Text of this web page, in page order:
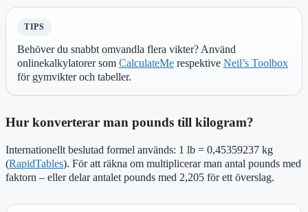
TIPS
Behöver du snabbt omvandla flera vikter? Använd
onlinekalkylatorer som CalculateMe respektive Neil’s Toolbox
för gymvikter och tabeller.
Hur konverterar man pounds till kilogram?
Internationellt beslutad formel används: 1 lb = 0,45359237 kg
(RapidTables). För att räkna om multiplicerar man antal pounds med
faktorn – eller delar antalet pounds med 2,205 för ett överslag.